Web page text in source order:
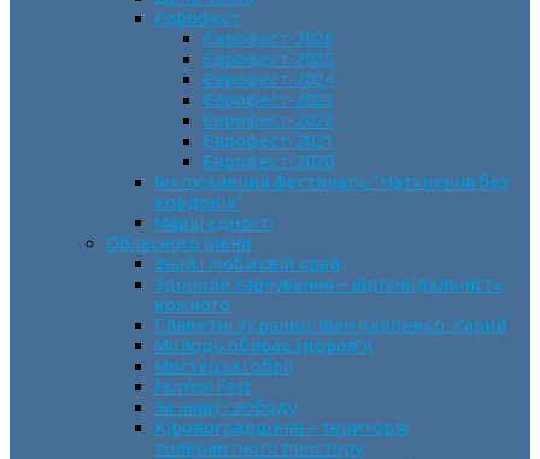
Єврофест
Єврофест-2026
Єврофест-2025
Єврофест-2024
Єврофест-2023
Єврофест-2022
Єврофест-2021
Єврофест-2020
Інклюзивний фестиваль “Натхнення без
кордонів”
Марш єдності
Обласного рівня
Знай і люби свій край
Здорове харчування – відповідальність
кожного
Славетні Українці. Іван Карпенко-Карий
Молодь обирає здоров’я
Мистецькі обрії
Humor Fest
За нашу свободу
Кіровоградщина – територія
толерантного простору